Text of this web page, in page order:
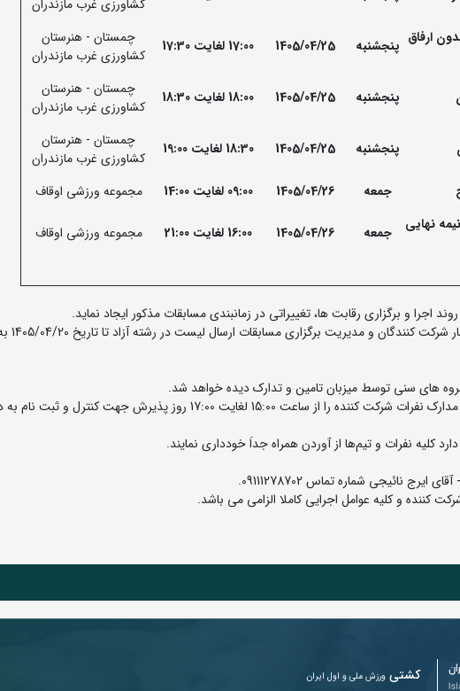
کشاورزی غرب مازندران
ارفاق پنجشنبه 1405/04/25 17:00 لغایت 17:30
چمستان - هنرستان
کشاورزی غرب مازندران
پنجشنبه 1405/04/25 18:00 لغایت 18:30
چمستان - هنرستان
کشاورزی غرب مازندران
پنجشنبه 1405/04/25 18:30 لغایت 19:00
چمستان - هنرستان
کشاورزی غرب مازندران
جمعه 1405/04/26 09:00 لغایت 14:00 مجموعه ورزشی اوقاف
نهایی
جمعه 1405/04/26 16:00 لغایت 21:00 مجموعه ورزشی اوقاف
اجرا و برگزاری رقابت ها، تغییراتی در زمانبندی مسابقات مذکور ایجاد نماید.
نکته مهم:
15-کلیه سرپرستان تیم های شرکت کننده موظفند مدارک نفرات شرکت کننده را از ساعت 15:00 لغایت 17:00 روز پذیرش جهت
کننده و کلیه عوامل اجرایی کاملا الزامی می باشد.
کشتی ورزش ملی و اول ایران